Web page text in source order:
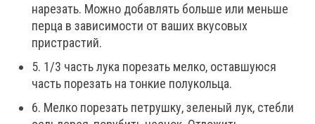
нарезать. Можно добавлять больше или меньше
перца в зависимости от ваших вкусовых
пристрастий.
5. 1/3 часть лука порезать мелко, оставшуюся
часть порезать на тонкие полукольца.
6. Мелко порезать петрушку, зеленый лук, стебли